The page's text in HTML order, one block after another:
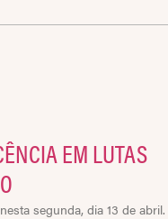
EM LUTAS
segunda, dia 13 de abril.